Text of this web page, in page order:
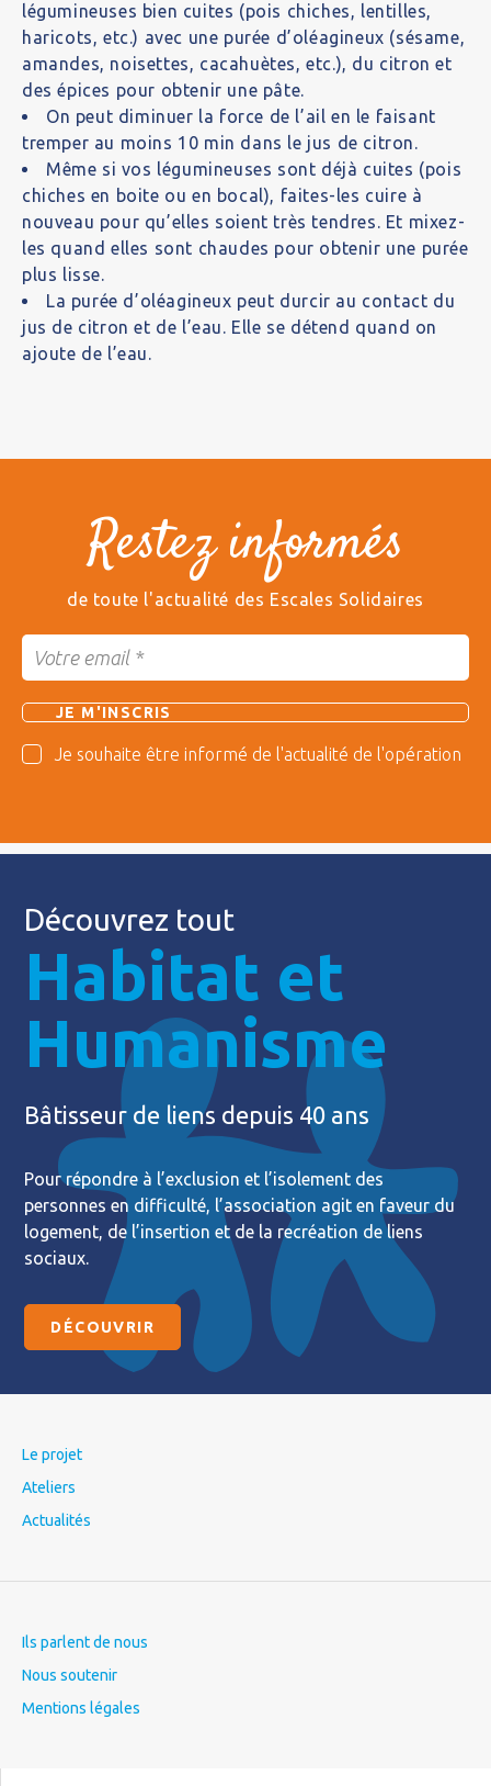
légumineuses bien cuites (pois chiches, lentilles,
haricots, etc.) avec une purée d’oléagineux (sésame,
amandes, noisettes, cacahuètes, etc.), du citron et
des épices pour obtenir une pâte.
On peut diminuer la force de l’ail en le faisant
tremper au moins 10 min dans le jus de citron.
Même si vos légumineuses sont déjà cuites (pois
chiches en boite ou en bocal), faites-les cuire à
nouveau pour qu’elles soient très tendres. Et mixez-
les quand elles sont chaudes pour obtenir une purée
plus lisse.
La purée d’oléagineux peut durcir au contact du
jus de citron et de l’eau. Elle se détend quand on
ajoute de l’eau.
Restez informés
de toute l'actualité des Escales Solidaires
Je souhaite être informé de l'actualité de l'opération
Découvrez tout
Habitat et
Humanisme
Bâtisseur de liens depuis 40 ans
Pour répondre à l’exclusion et l’isolement des
personnes en difficulté, l’association agit en faveur du
logement, de l’insertion et de la recréation de liens
sociaux.
DÉCOUVRIR
Le projet
Ateliers
Actualités
Ils parlent de nous
Nous soutenir
Mentions légales